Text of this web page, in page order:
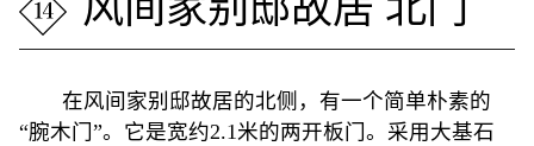
在风间家别邸故居的北侧，有一个简单朴素的
“腕木门”。它是宽约2.1米的两开板门。采用大基石